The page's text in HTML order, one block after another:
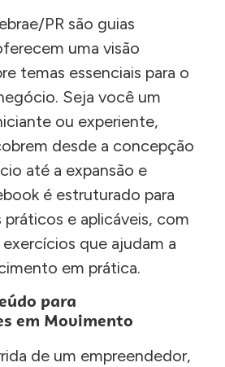
PR são guias
uma visão
temas essenciais para o
Seja você um
ou experiente,
desde a concepção
até a expansão e
é estruturado para
e aplicáveis, com
que ajudam a
em prática.
para
em Movimento
de um empreendedor,